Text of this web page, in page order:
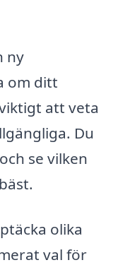
ny
om ditt
att veta
Du
se vilken
olika
val för